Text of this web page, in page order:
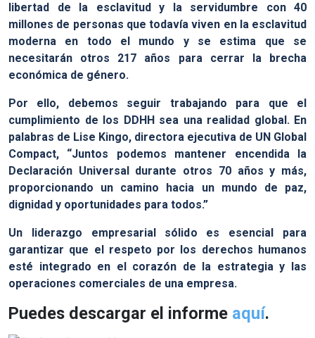
libertad de la esclavitud y la servidumbre con 40
millones de personas que todavía viven en la esclavitud
moderna en todo el mundo y se estima que se
necesitarán otros 217 años para cerrar la brecha
económica de género.
Por ello, debemos seguir trabajando para que el
cumplimiento de los DDHH sea una realidad global. En
palabras de Lise Kingo, directora ejecutiva de UN Global
Compact, “Juntos podemos mantener encendida la
Declaración Universal durante otros 70 años y más,
proporcionando un camino hacia un mundo de paz,
dignidad y oportunidades para todos.”
Un liderazgo empresarial sólido es esencial para
garantizar que el respeto por los derechos humanos
esté integrado en el corazón de la estrategia y las
operaciones comerciales de una empresa.
Puedes descargar el informe aquí.